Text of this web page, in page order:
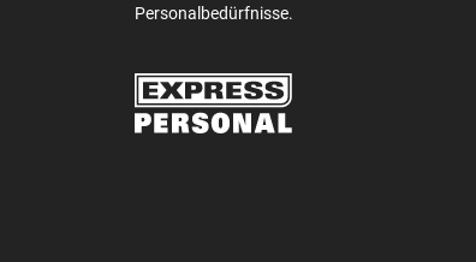
Personalbedürfnisse.